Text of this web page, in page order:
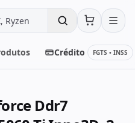
Processador
Crédito FGTS • INSS
Ddr7